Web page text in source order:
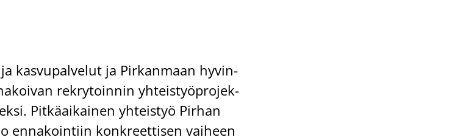
kas­vu­pal­ve­lut ja Pir­kan­maan hy­vin­
rek­ry­toin­nin yh­teis­työ­pro­jek­
Pit­kä­ai­kai­nen yh­teis­työ Pir­han
en­na­koin­tiin kon­kreet­ti­sen vai­heen